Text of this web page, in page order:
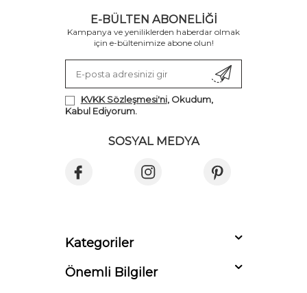
E-BÜLTEN ABONELIĞI
Kampanya ve yeniliklerden haberdar olmak
için e-bültenimize abone olun!
KVKK Sözleşmesi'ni, Okudum,
Kabul Ediyorum.
SOSYAL MEDYA
Kategoriler
Önemli Bilgiler